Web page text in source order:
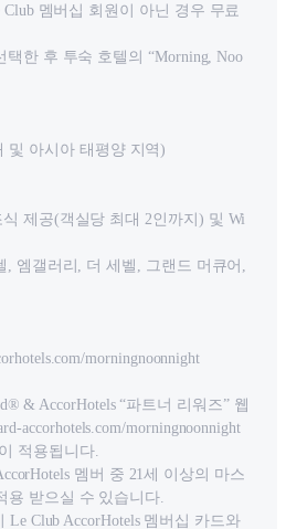
멤버십 회원이 아닌 경우 무료
한 후 투숙 호텔의 “Morning, Noo
및 아시아 태평양 지역)
제공(객실당 최대 2인까지) 및 Wi
, 엠갤러리, 더 세벨, 그랜드 머큐어,
morningnoonnight
& AccorHotels “파트너 리워즈” 웹
accorhotels.com/morningnoonnight
적용됩니다.
멤버 중 21세 이상의 마스
용 받으실 수 있습니다.
Club AccorHotels 멤버십 카드와